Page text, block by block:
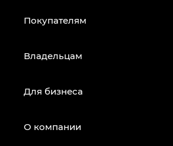
Покупателям
Владельцам
Для бизнеса
О компании